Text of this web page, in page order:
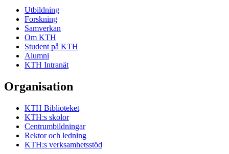
Utbildning
Forskning
Samverkan
Om KTH
Student på KTH
Alumni
KTH Intranät
Organisation
KTH Biblioteket
KTH:s skolor
Centrumbildningar
Rektor och ledning
KTH:s verksamhetsstöd